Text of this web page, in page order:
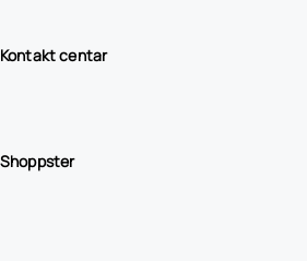
Kontakt centar
Shoppster